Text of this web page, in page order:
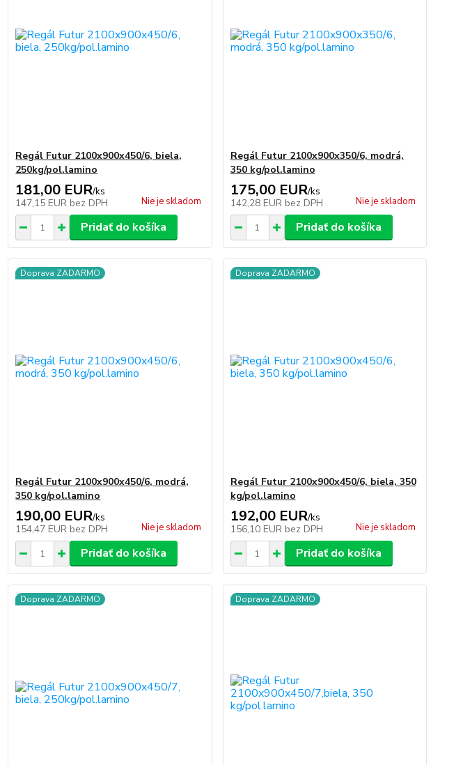
Regál Futur 2100x900x450/6, biela,
250kg/pol.lamino
181,00 EUR/ks
147,15 EUR bez DPH Nie je skladom
Pridať do košíka
Regál Futur 2100x900x350/6, modrá,
350 kg/pol.lamino
175,00 EUR/ks
142,28 EUR bez DPH Nie je skladom
Pridať do košíka
Doprava ZADARMO
Regál Futur 2100x900x450/6, modrá,
350 kg/pol.lamino
190,00 EUR/ks
154,47 EUR bez DPH Nie je skladom
Pridať do košíka
Doprava ZADARMO
Regál Futur 2100x900x450/6, biela, 350
kg/pol.lamino
192,00 EUR/ks
156,10 EUR bez DPH Nie je skladom
Pridať do košíka
Doprava ZADARMO Doprava ZADARMO